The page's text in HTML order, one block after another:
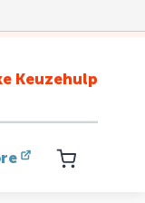
Keuzehulp